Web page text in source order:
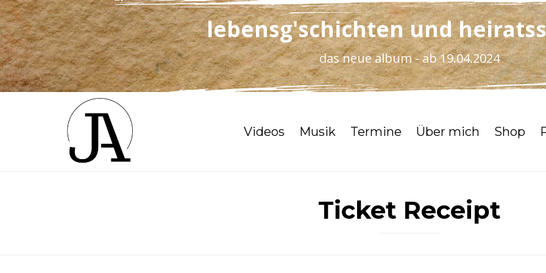
lebensg'schichten und
das neue album - ab 19.04.2024
Videos Musik Termine Über mich Shop
Ticket Receipt